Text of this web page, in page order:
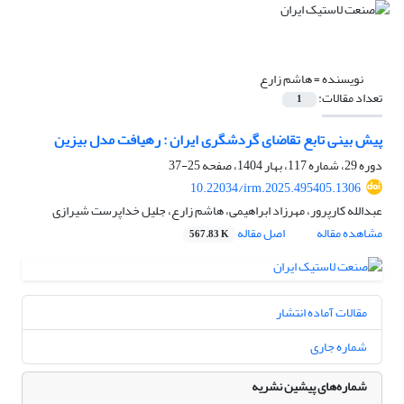
نویسنده =هاشم زارع
تعداد مقالات: 1
پیش بینی تابع تقاضای گردشگری ایران : رهیافت مدل بیزین
دوره 29، شماره 117، بهار 1404، صفحه
25-37
10.22034/irm.2025.495405.1306
عبدالله کارپرور، مهرزاد ابراهیمی، هاشم زارع، جلیل خداپرست شیرازی
مشاهده مقاله
اصل مقاله 567.83 K
مقالات آماده انتشار
شماره جاری
شماره‌های پیشین نشریه